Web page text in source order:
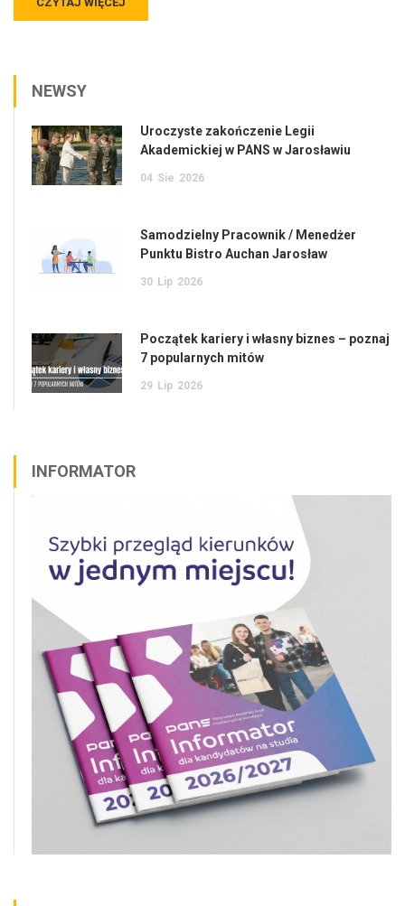
NEWSY
Uroczyste zakończenie Legii
Akademickiej w PANS w Jarosławiu
04 Sie 2026
Samodzielny Pracownik / Menedżer
Punktu Bistro Auchan Jarosław
30 Lip 2026
Początek kariery i własny biznes – poznaj
7 popularnych mitów
29 Lip 2026
INFORMATOR